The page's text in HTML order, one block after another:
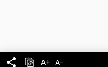
A+ A-